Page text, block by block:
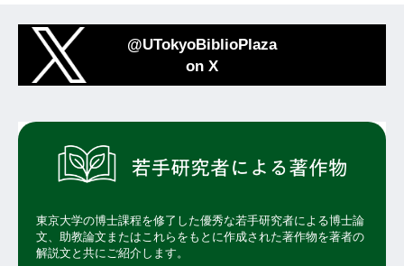
@UTokyoBiblioPlaza
on X
東京大学の博士課程を修了した優秀な若手研究者による博士論
文、助教論文またはこれらをもとに作成された著作物を著者の
解説文と共にご紹介します。